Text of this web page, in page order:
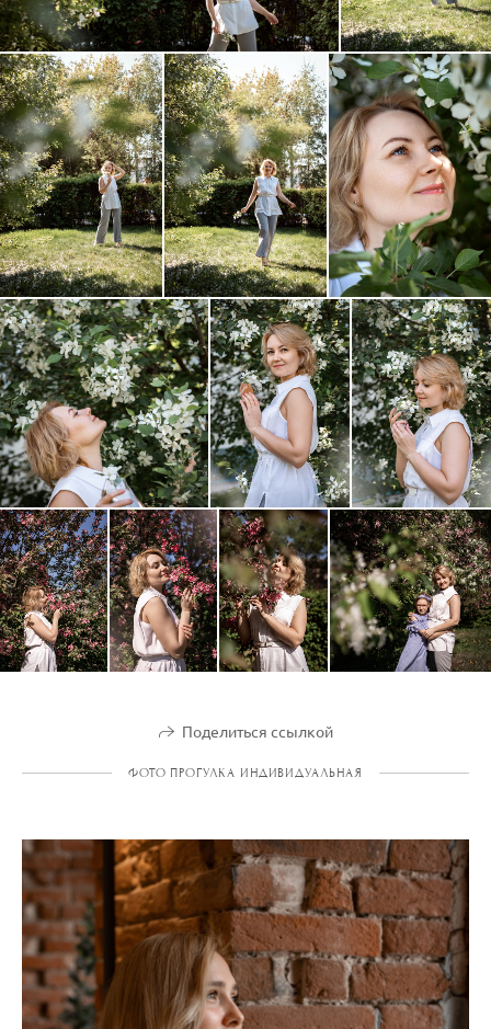
Поделиться ссылкой
ФОТО ПРОГУЛКА ИНДИВИДУАЛЬНАЯ